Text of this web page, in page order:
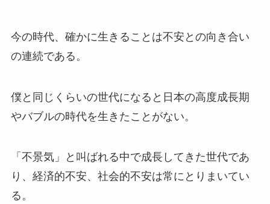
今の時代、確かに生きることは不安との向き合い
の連続である。
僕と同じくらいの世代になると日本の高度成長期
やバブルの時代を生きたことがない。
「不景気」と叫ばれる中で成長してきた世代であ
り、経済的不安、社会的不安は常にとりまいてい
る。